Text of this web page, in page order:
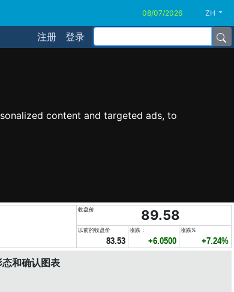
content and targeted ads, to
ZH
注册 登录
收盘价 89.58
以前的收盘价
83.53
涨跌：
+6.0500
涨跌%
+7.24%
和确认图表